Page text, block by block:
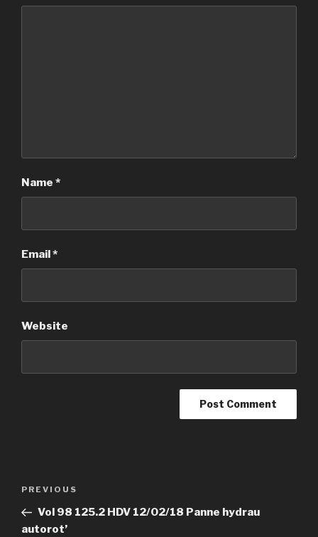
Name *
Email*
Website
Post
Previous
Post
PREVIOUS
Vol 98 125.2 HDV 12/02/18 Panne hydrau
autorot’